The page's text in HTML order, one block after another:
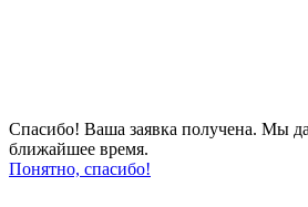
Спасибо! Ваша заявка получена. Мы
ближайшее время.
Понятно, спасибо!